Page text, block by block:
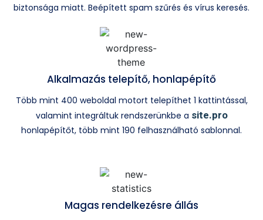
biztonsága miatt. Beépített spam szűrés és vírus keresés.
Alkalmazás telepítő, honlapépítő
Több mint 400 weboldal motort telepíthet 1 kattintással,
valamint integráltuk rendszerünkbe a site.pro
honlapépítőt, több mint 190 felhasználható sablonnal.
Magas rendelkezésre állás